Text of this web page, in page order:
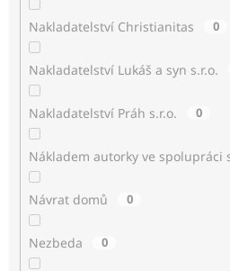
Nakladatelství Christianitas 0
Nakladatelství Lukáš a syn s.r.o.
Nakladatelství Práh s.r.o. 0
Nákladem autorky ve spolupráci
Návrat domů 0
Nezbeda 0